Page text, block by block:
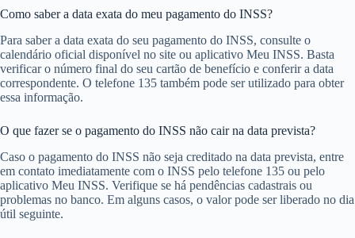
Como saber a data exata do meu pagamento do INSS?
Para saber a data exata do seu pagamento do INSS, consulte o
calendário oficial disponível no site ou aplicativo Meu INSS. Basta
verificar o número final do seu cartão de benefício e conferir a data
correspondente. O telefone 135 também pode ser utilizado para obter
essa informação.
O que fazer se o pagamento do INSS não cair na data prevista?
Caso o pagamento do INSS não seja creditado na data prevista, entre
em contato imediatamente com o INSS pelo telefone 135 ou pelo
aplicativo Meu INSS. Verifique se há pendências cadastrais ou
problemas no banco. Em alguns casos, o valor pode ser liberado no dia
útil seguinte.